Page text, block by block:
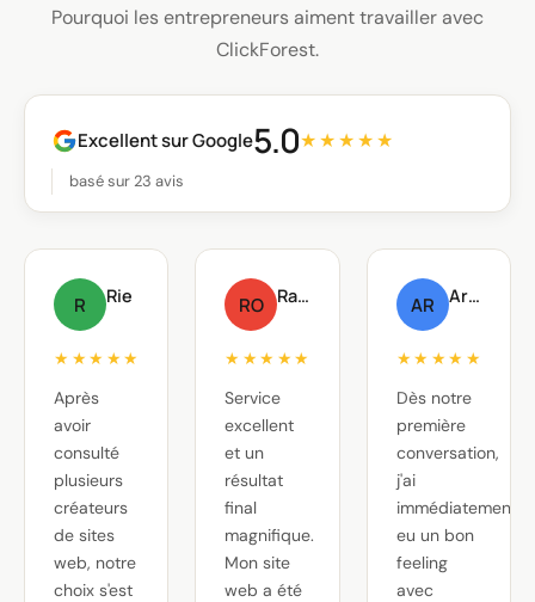
Pourquoi les entrepreneurs aiment travailler avec
ClickForest.
Excellent sur Google5.0★★★★★
basé sur 23 avis
R Rie
★★★★★
Après
avoir
consulté
plusieurs
créateurs
de sites
web, notre
choix s'est
RO Raf Oste
★★★★★
Service
excellent
et un
résultat
final
magnifique.
Mon site
web a été
AR Arnout Raskin
★★★★★
Dès notre
première
conversation,
j'ai
immédiatement
eu un bon
feeling
avec